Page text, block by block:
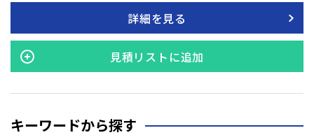
キーワードから探す
詳細を見る
見積リストに追加